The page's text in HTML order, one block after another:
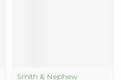
Smith & Nephew